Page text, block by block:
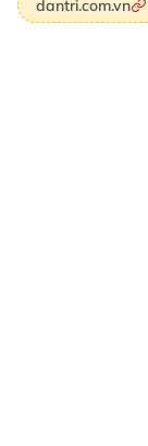
dantri.com.vn